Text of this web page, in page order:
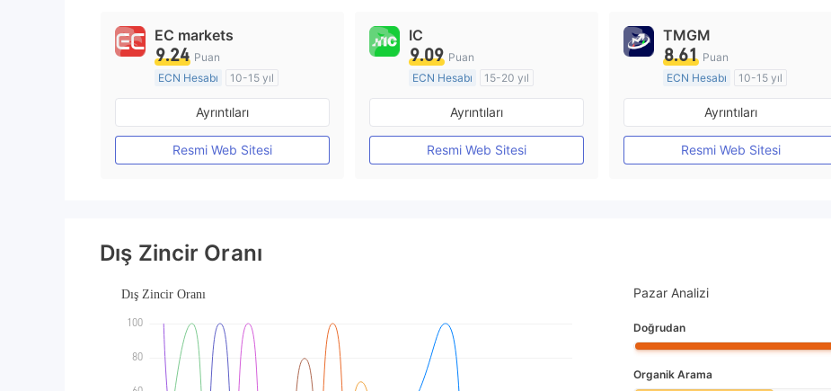
EC markets
9.24 Puan
ECN Hesabı
10-15 yıl
Düzenleyici Ülke/Bölge: Avustralya
Pazar Yapıcılık (MM)
MT4 Tam Lisans
Ayrıntıları
Resmi Web Sitesi
IC
9.09 Puan
ECN Hesabı
15-20 yıl
Düzenleyici Ülke/Bölge: Avustralya
Pazar Yapıcılık (MM)
MT4 Tam Lisans
Ayrıntıları
Resmi Web Sitesi
TMGM
8.61 Puan
ECN Hesabı
10-15 yıl
Düzenleyici Ülke/Bölge: Avustralya
Pazar Yapıcılık (MM)
MT4 Tam Lisans
Ayrıntıları
Resmi Web Sitesi
Dış Zincir Oranı
Pazar Analizi
Doğrudan
Organik Arama